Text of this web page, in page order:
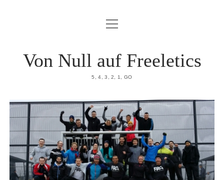
HOME
Menü
öffnen
Von Null auf Freeletics
5, 4, 3, 2, 1, GO